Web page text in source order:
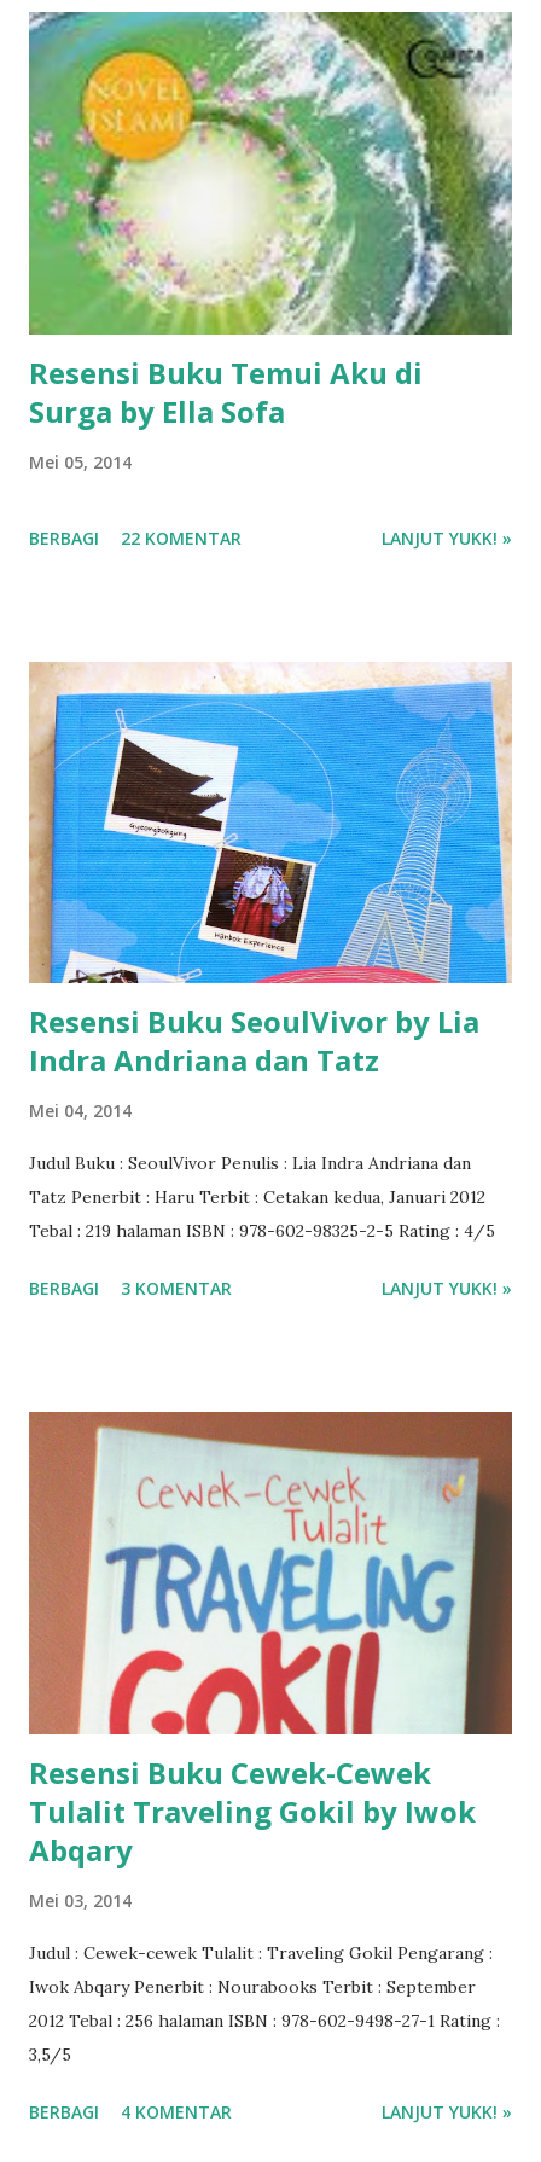
Resensi Buku Temui Aku di
Surga by Ella Sofa
Mei 05, 2014
BERBAGI 22 KOMENTAR LANJUT YUKK! »
Resensi Buku SeoulVivor by Lia
Indra Andriana dan Tatz
Mei 04, 2014
Judul Buku : SeoulVivor Penulis : Lia Indra Andriana dan
Tatz Penerbit : Haru Terbit : Cetakan kedua, Januari 2012
Tebal : 219 halaman ISBN : 978-602-98325-2-5 Rating : 4/5
BERBAGI 3 KOMENTAR LANJUT YUKK! »
Resensi Buku Cewek-Cewek
Tulalit Traveling Gokil by Iwok
Abqary
Mei 03, 2014
Judul : Cewek-cewek Tulalit : Traveling Gokil Pengarang :
Iwok Abqary Penerbit : Nourabooks Terbit : September
2012 Tebal : 256 halaman ISBN : 978-602-9498-27-1 Rating :
3,5/5
BERBAGI 4 KOMENTAR LANJUT YUKK! »